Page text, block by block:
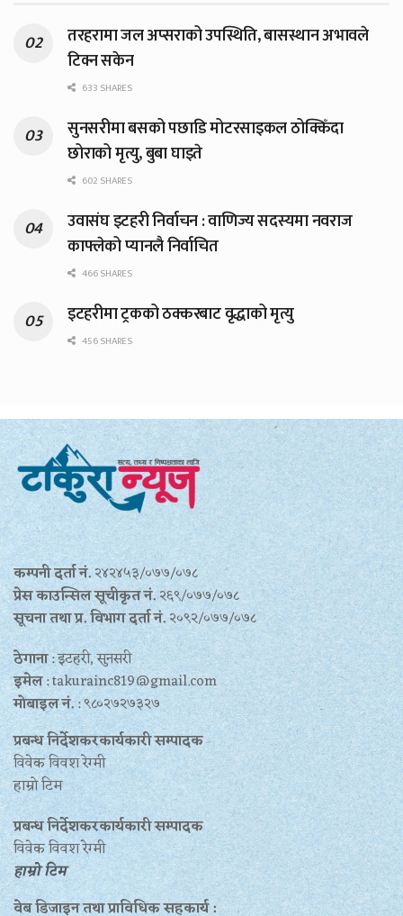
तरहरामा जल अप्सराको उपस्थिति, बासस्थान अभावले
टिक्न सकेन
633 SHARES
सुनसरीमा बसको पछाडि मोटरसाइकल ठोक्किँदा
छोराको मृत्यु, बुबा घाइते
602 SHARES
उवासंघ इटहरी निर्वाचन : वाणिज्य सदस्यमा नवराज
काफ्लेको प्यानलै निर्वाचित
466 SHARES
इटहरीमा ट्रकको ठक्करबाट वृद्धाको मृत्यु
456 SHARES
कम्पनी दर्ता नं.२४२४५३/०७७/०७८
प्रेस काउन्सिल सूचीकृत नं.२६९/०७७/०७८
सूचना तथा प्र‍. विभाग दर्ता नं.२०९२/०७७/०७८
ठेगाना: इटहरी, सुनसरी
इमेल: takurainc819@gmail.com
मोबाइल नं.: ९८०२७२७३२७
प्रबन्ध निर्देशकरकार्यकारी सम्पादक
विवेक विवश रेग्मी
हाम्रो टिम
प्रबन्ध निर्देशकरकार्यकारी सम्पादक
विवेक विवश रेग्मी
हाम्रो टिम
वेब डिजाइन तथा प्राविधिक सहकार्य :